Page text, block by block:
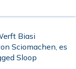
Biasi
Sciomachen, es
Sloop